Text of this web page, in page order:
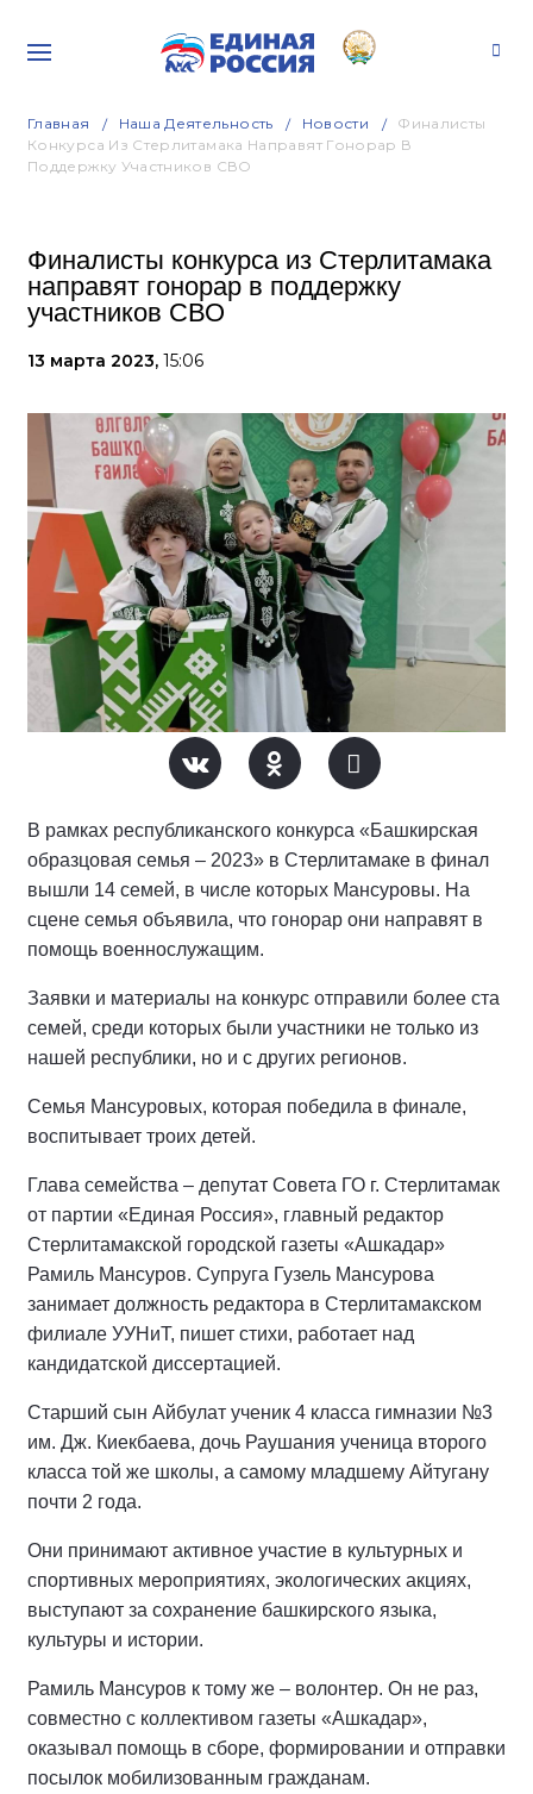
Главная Наша Деятельность Новости
Финалисты
Конкурса Из Стерлитамака Направят Гонорар В
Поддержку Участников СВО
Финалисты конкурса из Стерлитамака
направят гонорар в поддержку
участников СВО
13 марта 2023, 15:06
В рамках республиканского конкурса «Башкирская
образцовая семья – 2023» в Стерлитамаке в финал
вышли 14 семей, в числе которых Мансуровы. На
сцене семья объявила, что гонорар они направят в
помощь военнослужащим.
Заявки и материалы на конкурс отправили более ста
семей, среди которых были участники не только из
нашей республики, но и с других регионов.
Семья Мансуровых, которая победила в финале,
воспитывает троих детей.
Глава семейства – депутат Совета ГО г. Стерлитамак
от партии «Единая Россия», главный редактор
Стерлитамакской городской газеты «Ашкадар»
Рамиль Мансуров. Супруга Гузель Мансурова
занимает должность редактора в Стерлитамакском
филиале УУНиТ, пишет стихи, работает над
кандидатской диссертацией.
Старший сын Айбулат ученик 4 класса гимназии №3
им. Дж. Киекбаева, дочь Раушания ученица второго
класса той же школы, а самому младшему Айтугану
почти 2 года.
Они принимают активное участие в культурных и
спортивных мероприятиях, экологических акциях,
выступают за сохранение башкирского языка,
культуры и истории.
Рамиль Мансуров к тому же – волонтер. Он не раз,
совместно с коллективом газеты «Ашкадар»,
оказывал помощь в сборе, формировании и отправки
посылок мобилизованным гражданам.